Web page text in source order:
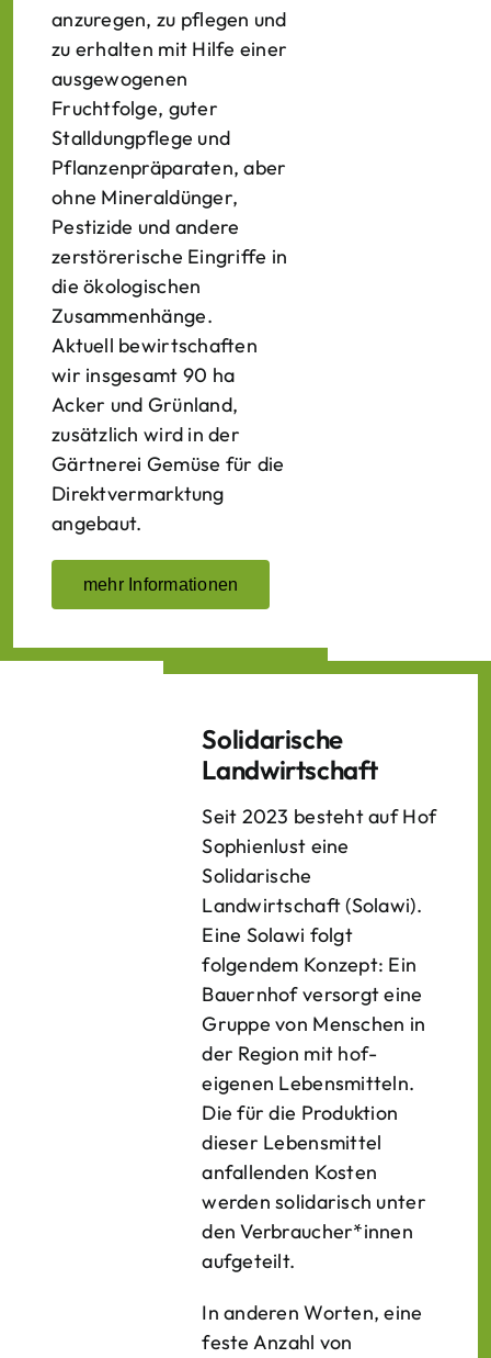
anzuregen, zu pflegen und
zu erhalten mit Hilfe einer
ausgewogenen
Fruchtfolge, guter
Stalldungpflege und
Pflanzenpräparaten, aber
ohne Mineraldünger,
Pestizide und andere
zerstörerische Eingriffe in
die ökologischen
Zusammenhänge.
Aktuell bewirtschaften
wir insgesamt 90 ha
Acker und Grünland,
zusätzlich wird in der
Gärtnerei Gemüse für die
Direktvermarktung
angebaut.
mehr Informationen
Solidarische
Landwirtschaft
Seit 2023 besteht auf Hof
Sophienlust eine
Solidarische
Landwirtschaft (Solawi).
Eine Solawi folgt
folgendem Konzept: Ein
Bauern­hof versorgt eine
Gruppe von Menschen in
der Region mit hof­
eigenen Lebens­mitteln.
Die für die Produktion
dieser Lebens­mittel
anfallenden Kosten
werden solidarisch unter
den Verbraucher*­innen
aufgeteilt.
In anderen Worten, eine
feste Anzahl von